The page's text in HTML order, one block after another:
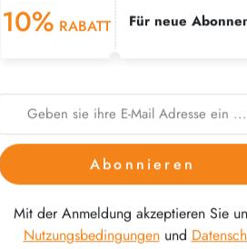
10% RABATT Für neue
Abonnieren
Mit der Anmeldung akzeptieren Sie
Nutzungsbedingungenund